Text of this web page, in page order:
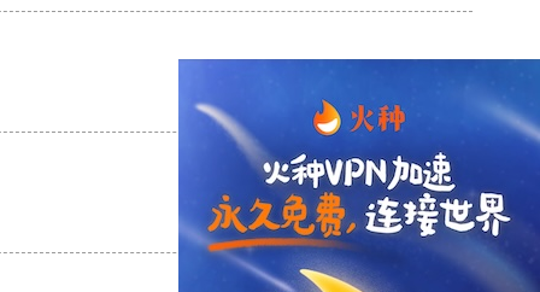
支持
支持[0] 反对[0]